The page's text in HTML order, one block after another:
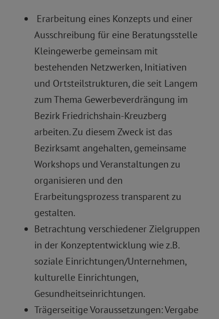
Erarbeitung eines Konzepts und einer
Ausschreibung für eine Beratungsstelle
Kleingewerbe gemeinsam mit
bestehenden Netzwerken, Initiativen
und Ortsteilstrukturen, die seit Langem
zum Thema Gewerbeverdrängung im
Bezirk Friedrichshain-Kreuzberg
arbeiten. Zu diesem Zweck ist das
Bezirksamt angehalten, gemeinsame
Workshops und Veranstaltungen zu
organisieren und den
Erarbeitungsprozess transparent zu
gestalten.
Betrachtung verschiedener Zielgruppen
in der Konzeptentwicklung wie z.B.
soziale Einrichtungen/Unternehmen,
kulturelle Einrichtungen,
Gesundheitseinrichtungen.
Trägerseitige Voraussetzungen: Vergabe